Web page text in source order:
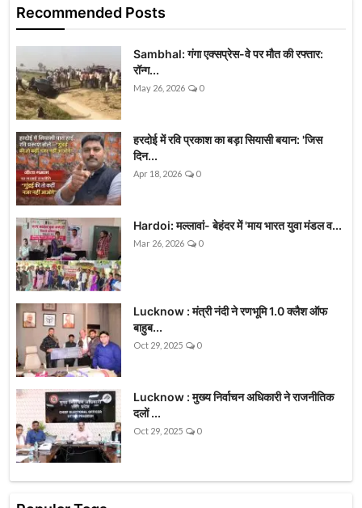
Recommended Posts
Sambhal: गंगा एक्सप्रेस-वे पर मौत की रफ्तार:
रॉन्ग...
May 26, 2026 0
हरदोई में रवि प्रकाश का बड़ा सियासी बयान: 'जिस
दिन...
Apr 18, 2026 0
Hardoi: मल्लावां- बेहंदर में 'माय भारत युवा मंडल व...
Mar 26, 2026 0
Lucknow : मंत्री नंदी ने रणभूमि 1.0 क्लैश ऑफ
बाहुब...
Oct 29, 2025 0
Lucknow : मुख्य निर्वाचन अधिकारी ने राजनीतिक
दलों ...
Oct 29, 2025 0